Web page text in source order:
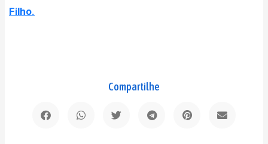
Filho.
Compartilhe